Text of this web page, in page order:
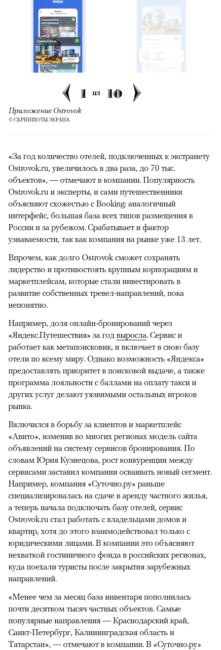
1 из 10
Приложение Ostrovok
© СКРИНШОТЫ ЭКРАНА
«За год количество отелей, подключенных к экстранету
Ostrovok.ru, увеличилось в два раза, до 70 тыс.
объектов», — отмечают в компании. Популярность
Ostrovok.ru и эксперты, и сами путешественники
объясняют схожестью с Booking: аналогичный
интерфейс, большая база всех типов размещения в
России и за рубежом. Срабатывает и фактор
узнаваемости, так как компания на рынке уже 13 лет.
Впрочем, как долго Ostrovok сможет сохранять
лидерство и противостоять крупным корпорациям и
маркетплейсам, которые стали инвестировать в
развитие собственных тревел-направлений, пока
непонятно.
Например, доля онлайн-бронирований через
«Яндекс.Путешествия» за год выросла. Сервис и
работает как метапоисковик, и включает в свою базу
отели по всему миру. Однако возможность «Яндекса»
предоставлять приоритет в поисковой выдаче, а также
программа лояльности с баллами на оплату такси и
других услуг делают уязвимыми остальных игроков
рынка.
Включился в борьбу за клиентов и маркетплейс
«Авито», изменив во многих регионах модель сайта
объявлений на систему сервисов бронирования. По
словам Юрия Кузнецова, рост конкуренции между
сервисами заставил компании осваивать новый сегмент.
Например, компания «Суточно.ру» раньше
специализировалась на сдаче в аренду частного жилья,
а теперь начала подключать базу отелей, сервис
Ostrovok.ru стал работать с владельцами домов и
квартир, хотя до этого взаимодействовал только с
юридическими лицами. В компании это объясняют
нехваткой гостиничного фонда в российских регионах,
куда поехали туристы после закрытия зарубежных
направлений.
«Менее чем за месяц база инвентаря пополнилась
почти десятком тысяч частных объектов. Самые
популярные направления — Краснодарский край,
Санкт-Петербург, Калининградская область и
Татарстан», — отмечают в компании. В «Суточно.ру»